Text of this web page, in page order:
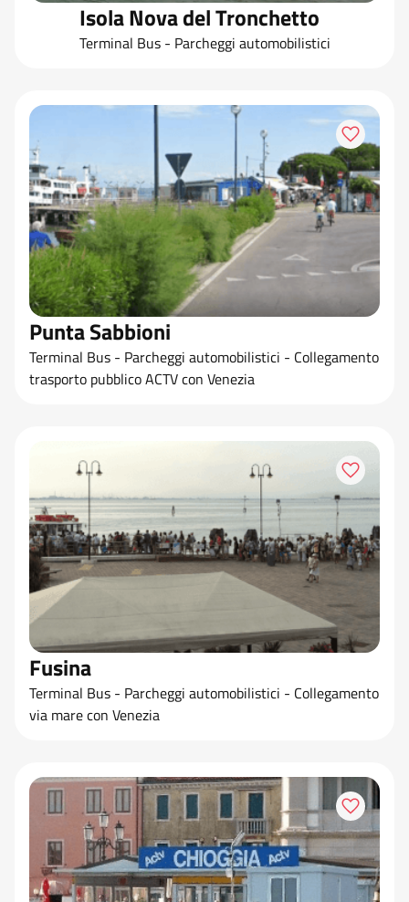
Isola Nova del Tronchetto
Terminal Bus - Parcheggi automobilistici
Punta Sabbioni
Terminal Bus - Parcheggi automobilistici - Collegamento
trasporto pubblico ACTV con Venezia
Fusina
Terminal Bus - Parcheggi automobilistici - Collegamento
via mare con Venezia